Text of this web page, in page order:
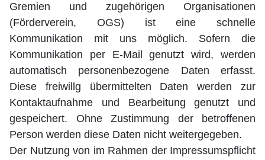
Gremien und zugehörigen Organisationen
(Förderverein, OGS) ist eine schnelle
Kommunikation mit uns möglich. Sofern die
Kommunikation per E-Mail genutzt wird, werden
automatisch personenbezogene Daten erfasst.
Diese freiwillg übermittelten Daten werden zur
Kontaktaufnahme und Bearbeitung genutzt und
gespeichert. Ohne Zustimmung der betroffenen
Person werden diese Daten nicht weitergegeben.
Der Nutzung von im Rahmen der Impressumspflicht